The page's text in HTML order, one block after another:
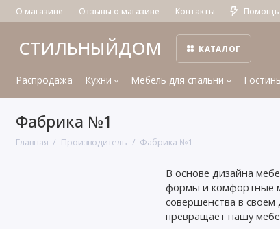
О магазине Отзывы о магазине Контакты Помощь
СТИЛЬНЫЙДОМ КАТАЛОГ
Распродажа Кухни Мебель для спальни
Фабрика №1
Главная Производитель Фабрика №1
В основе дизайна
формы и комфортные
совершенства в
превращает нашу